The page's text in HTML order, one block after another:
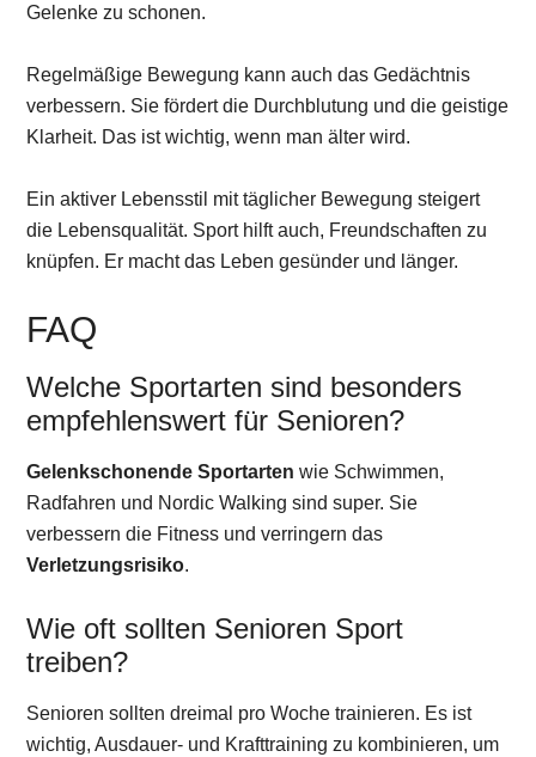
Gelenke zu schonen.
Regelmäßige Bewegung kann auch das Gedächtnis
verbessern. Sie fördert die Durchblutung und die geistige
Klarheit. Das ist wichtig, wenn man älter wird.
Ein aktiver Lebensstil mit täglicher Bewegung steigert
die Lebensqualität. Sport hilft auch, Freundschaften zu
knüpfen. Er macht das Leben gesünder und länger.
FAQ
Welche Sportarten sind besonders
empfehlenswert für Senioren?
Gelenkschonende Sportarten wie Schwimmen,
Radfahren und Nordic Walking sind super. Sie
verbessern die Fitness und verringern das
Verletzungsrisiko.
Wie oft sollten Senioren Sport
treiben?
Senioren sollten dreimal pro Woche trainieren. Es ist
wichtig, Ausdauer- und Krafttraining zu kombinieren, um